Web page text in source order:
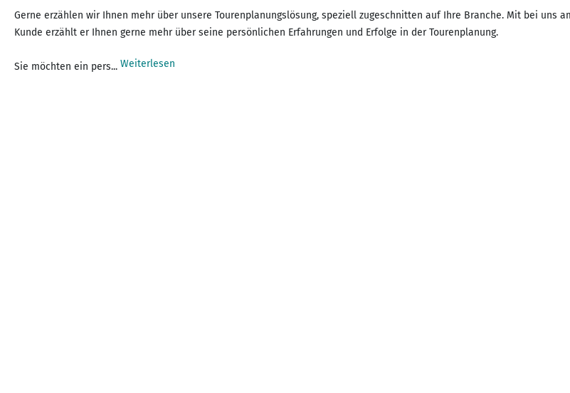
Gerne erzählen wir Ihnen mehr über unsere Tourenplanungslösung, speziell zugeschnitten auf Ihre Branche. Mit bei uns
Kunde erzählt er Ihnen gerne mehr über seine persönlichen Erfahrungen und Erfolge in der Tourenplanung.
Sie möchten ein pers... Weiterlesen